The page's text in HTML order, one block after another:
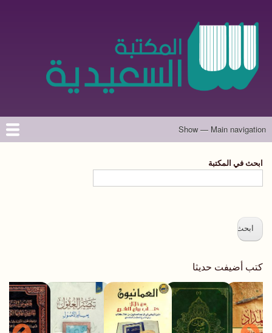
الرئيسي
Main
Show — Main navigation
الرئيسية
المؤلفون
تواصل معنا
حول الموقع
ابحث في المكتبة
كتب أضيفت حديثا